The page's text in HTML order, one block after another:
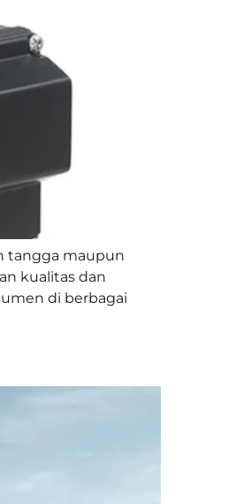
tangga maupun
kualitas dan
di berbagai